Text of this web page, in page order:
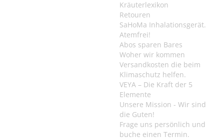
Kräuterlexikon
Retouren
SaHoMa Inhalationsgerät.
Atemfrei!
Abos sparen Bares
Woher wir kommen
Versandkosten die beim
Klimaschutz helfen.
VEYA – Die Kraft der 5
Elemente
Unsere Mission - Wir sind
die Guten!
Frage uns persönlich und
buche einen Termin.